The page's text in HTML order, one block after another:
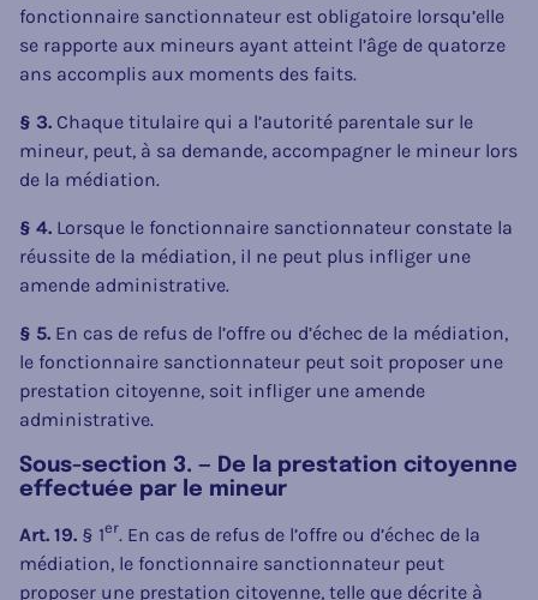
fonctionnaire sanctionnateur est obligatoire lorsqu’elle
se rapporte aux mineurs ayant atteint l’âge de quatorze
ans accomplis aux moments des faits.
§ 3. Chaque titulaire qui a l’autorité parentale sur le
mineur, peut, à sa demande, accompagner le mineur lors
de la médiation.
§ 4. Lorsque le fonctionnaire sanctionnateur constate la
réussite de la médiation, il ne peut plus infliger une
amende administrative.
§ 5. En cas de refus de l’offre ou d’échec de la médiation,
le fonctionnaire sanctionnateur peut soit proposer une
prestation citoyenne, soit infliger une amende
administrative.
Sous-section 3. — De la prestation citoyenne
effectuée par le mineur
Art. 19. § 1er. En cas de refus de l’offre ou d’échec de la
médiation, le fonctionnaire sanctionnateur peut
proposer une prestation citoyenne, telle que décrite à